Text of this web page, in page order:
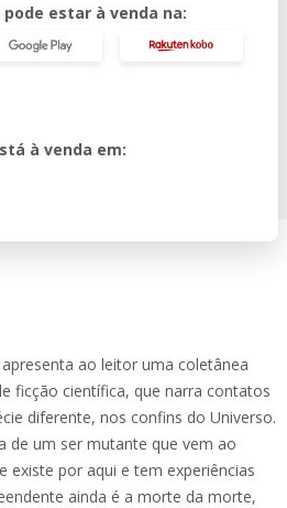
estar à venda na:
à venda em:
ao leitor uma coletânea
ficção científica, que narra contatos
diferente, nos confins do Universo.
de um ser mutante que vem ao
existe por aqui e tem experiências
ainda é a morte da morte,